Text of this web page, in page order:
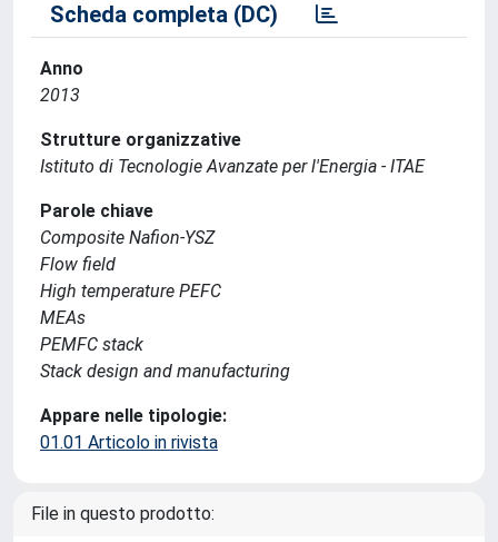
Scheda completa (DC)
Anno
2013
Strutture organizzative
Istituto di Tecnologie Avanzate per l'Energia - ITAE
Parole chiave
Composite Nafion-YSZ
Flow field
High temperature PEFC
MEAs
PEMFC stack
Stack design and manufacturing
Appare nelle tipologie:
01.01 Articolo in rivista
File in questo prodotto: